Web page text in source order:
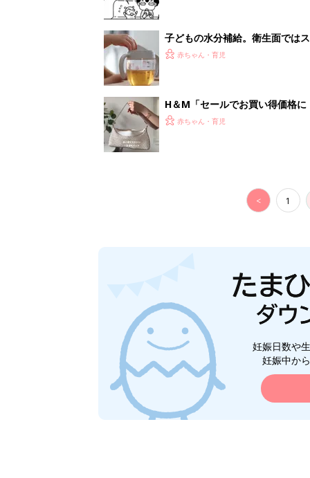
子どもの水分補給。衛生面では
く3つのコツとは？【専門家監修
赤ちゃん・育児
H＆М「セールでお買い得価格
赤ちゃん・育児
< 1
妊娠日数や
妊娠中か